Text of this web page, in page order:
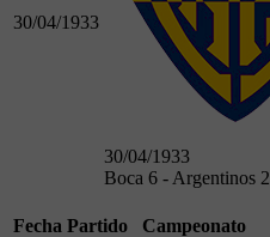
30/04/1933
30/04/1933
Boca 6 - Argentinos 2
Fecha Partido
Campeonato